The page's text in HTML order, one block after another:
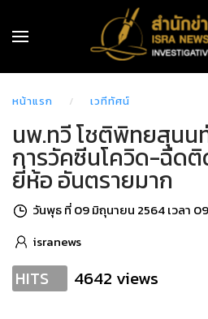
หน้าแรก เวทีทัศน์
นพ.ทวี โชติพิทยสุนน
การวัคซีนโควิด-ฉีด
ยี่ห้อ อันตรายมาก
วันพุธ ที่ 09 มิถุนายน 2564 เวลา
isranews
HITS 4642 views